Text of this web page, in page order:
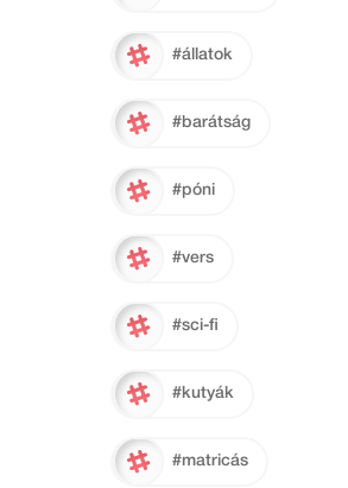
#állatok
#barátság
#póni
#vers
#sci-fi
#kutyák
#matricás